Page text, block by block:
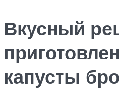
Вкусный
капусты